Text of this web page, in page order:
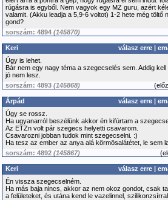
rúgásra is egyből. Nem vagyok egy MZ guru, azért
valamit. (Akku leadja a 5,9-6 voltot) 1-2 hete még töltő
gond?
sorszám: 4894 (145870)
Keri válasz erre |
Úgy is lehet.
Bár nem egy nagy téma a szegecselés sem. Addig
jó nem lesz.
sorszám: 4893 (145868) (
Árpád válasz erre |
Úgy se rossz.
Ha ugyanarról beszélünk akkor én kifúrtam a
Az ETZn volt pár szegecs helyetti csavarom.
Csavarozni jobban tudok mint szegecselni. :)
Ha tesz az ember az anya alá körmösalátétet, le sem
sorszám: 4892 (145867) (
Keri válasz erre |
Én vissza szegecselném.
Ha más baja nincs, akkor az nem okoz gondot, csak
a felületeket, és utána kend le vazelinnel,